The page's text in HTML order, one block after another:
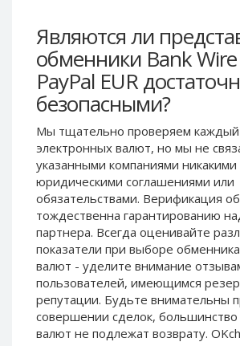
Являются ли
обменники Bank
PayPal EUR
безопасными?
Мы тщательно проверяем каждый
электронных валют, но мы не
указанными компаниями никакими
юридическими соглашениями или
обязательствами. Верификация
тождественна гарантированию
партнера. Всегда оценивайте
показатели при выборе
валют - уделите внимание
пользователей, имеющимся
репутации. Будьте внимательны
совершении сделок,
валют не подлежат возврату.
PaySera USD
PaySera EUR
PaySera PLN
AliPay CNY
UnionPay CNY
Paymer USD
Paymer RUB
Paymer UAH
Capitalist USD
Capitalist RUB
Capitalist EUR
Payoneer USD
Payoneer EUR
Revolut Binance USD